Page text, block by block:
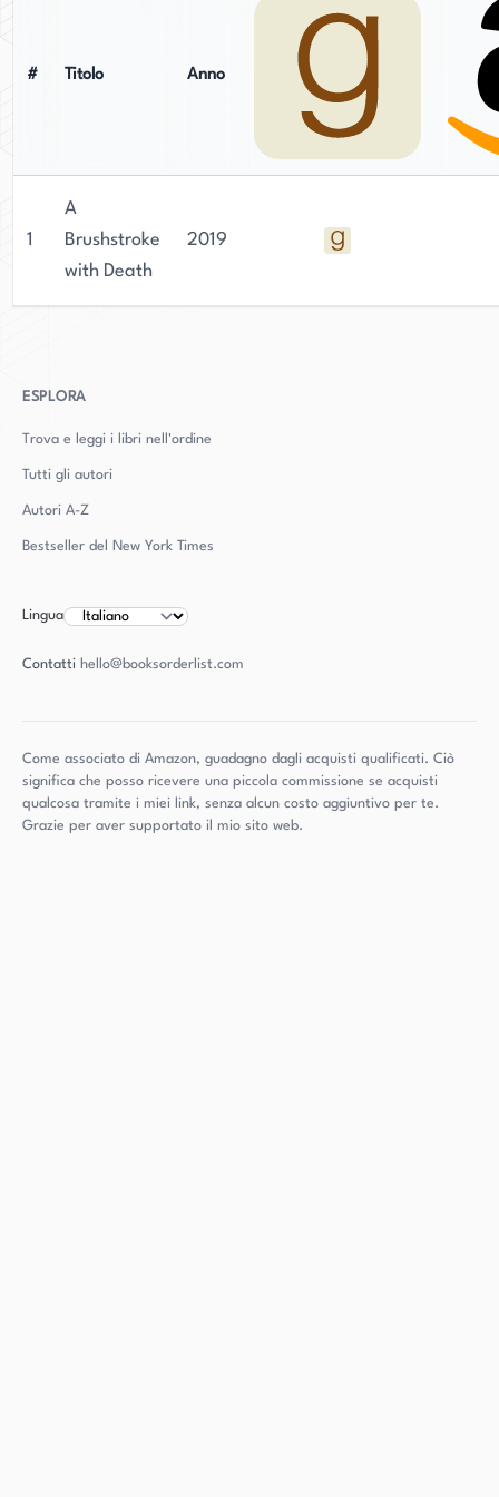
# Titolo Anno
1
A
Brushstroke
with Death
2019
ESPLORA
Trova e leggi i libri nell'ordine
Tutti gli autori
Autori A-Z
Bestseller del New York Times
Lingua
Contatti hello@booksorderlist.com
Come associato di Amazon, guadagno dagli acquisti qualificati. Ciò
significa che posso ricevere una piccola commissione se acquisti
qualcosa tramite i miei link, senza alcun costo aggiuntivo per te.
Grazie per aver supportato il mio sito web.